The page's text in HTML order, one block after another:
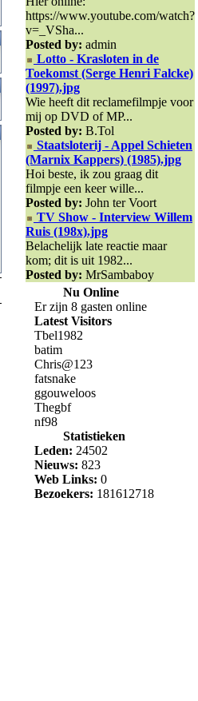
https://www.youtube.com/watch?
v=_VSha...
Posted by: admin
Lotto - Krasloten in de
Toekomst (Serge Henri Falcke)
(1997).jpg
Wie heeft dit reclamefilmpje voor
mij op DVD of MP...
Posted by: B.Tol
Staatsloterij - Appel Schieten
(Marnix Kappers) (1985).jpg
Hoi beste, ik zou graag dit
filmpje een keer wille...
Posted by: John ter Voort
TV Show - Interview Willem
Ruis (198x).jpg
Belachelijk late reactie maar
kom; dit is uit 1982...
Posted by: MrSambaboy
Nu Online
Er zijn 8 gasten online
Latest Visitors
Tbel1982
batim
Chris@123
fatsnake
ggouweloos
Thegbf
nf98
Statistieken
Leden: 24502
Nieuws: 823
Web Links: 0
Bezoekers: 181612718